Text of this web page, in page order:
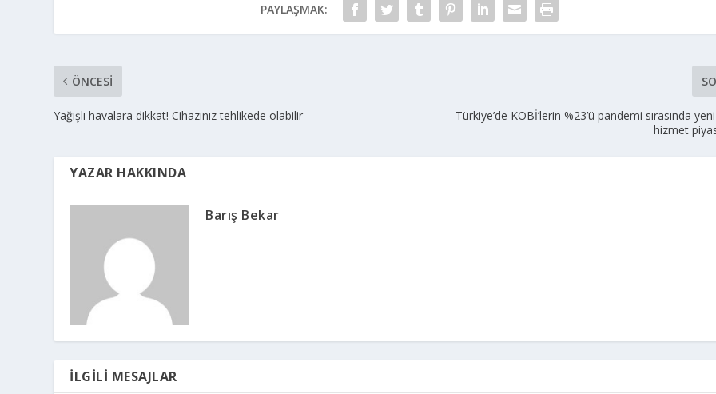
PAYLAŞMAK:
ÖNCESI
Yağışlı havalara dikkat! Cihazınız tehlikede olabilir
Türkiye’de KOBİ’lerin %23’ü pandemi sırasında
hizmet
YAZAR HAKKINDA
Barış Bekar
İLGILI MESAJLAR